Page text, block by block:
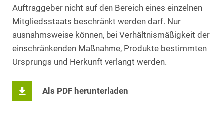
Auftraggeber nicht auf den Bereich eines einzelnen
Mitgliedsstaats beschränkt werden darf. Nur
ausnahmsweise können, bei Verhältnismäßigkeit der
einschränkenden Maßnahme, Produkte bestimmten
Ursprungs und Herkunft verlangt werden.
Als PDF herunterladen